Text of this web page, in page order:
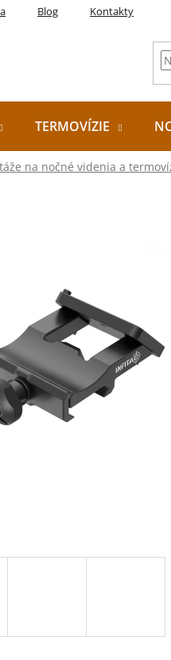
Blog Kontakty
TERMOVÍZIE
na nočné videnia a